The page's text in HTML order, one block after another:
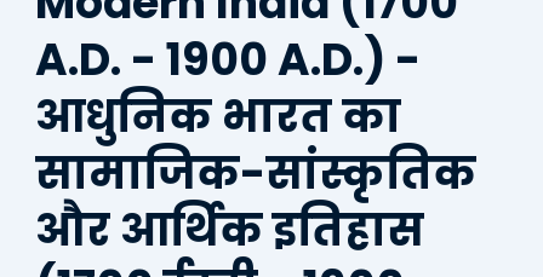
A.D. - 1900 A.D.) -
आधुनिक भारत का
सामाजिक-सांस्कृतिक
और आर्थिक इतिहास